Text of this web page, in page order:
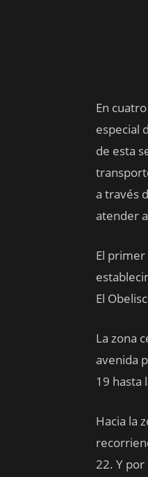
En
especial
de esta
a través
atender
El primer
El
La zona
avenida
19 hasta
Hacia la
22. Y